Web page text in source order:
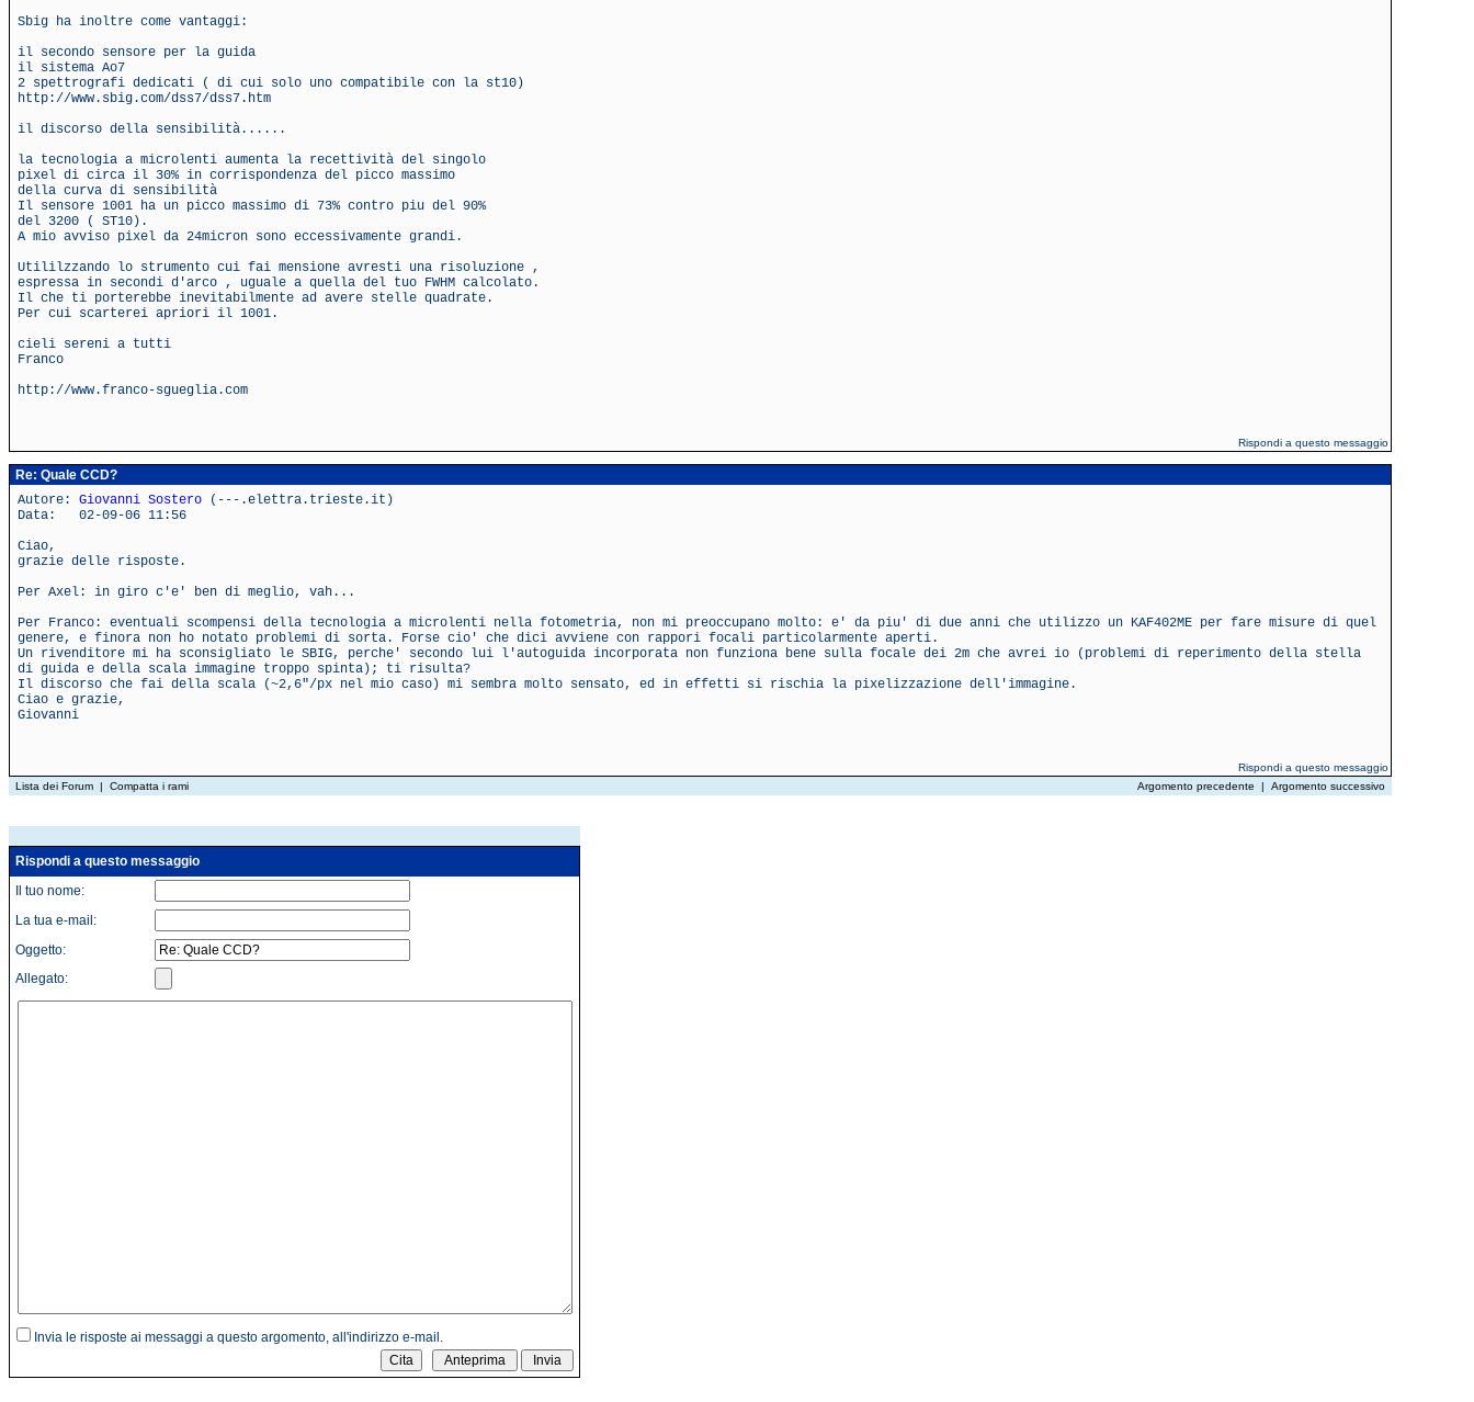
Sbig ha inoltre come vantaggi:
il secondo sensore per la guida
il sistema Ao7
2 spettrografi dedicati ( di cui solo uno compatibile con la st10)
http://www.sbig.com/dss7/dss7.htm
il discorso della sensibilità......
la tecnologia a microlenti aumenta la recettività del singolo
pixel di circa il 30% in corrispondenza del picco massimo
della curva di sensibilità
Il sensore 1001 ha un picco massimo di 73% contro piu del 90%
del 3200 ( ST10).
A mio avviso pixel da 24micron sono eccessivamente grandi.
Utililzzando lo strumento cui fai mensione avresti una risoluzione ,
espressa in secondi d'arco , uguale a quella del tuo FWHM calcolato.
Il che ti porterebbe inevitabilmente ad avere stelle quadrate.
Per cui scarterei apriori il 1001.
cieli sereni a tutti
Franco
http://www.franco-sgueglia.com
Rispondi a questo messaggio
Re: Quale CCD?
Autore: Giovanni Sostero (---.elettra.trieste.it)
Data: 02-09-06 11:56
Ciao,
grazie delle risposte.
Per Axel: in giro c'e' ben di meglio, vah...
Per Franco: eventuali scompensi della tecnologia a microlenti nella fotometria, non mi preoccupano molto: e' da piu' di due anni che utilizzo un KAF402ME per fare misure di quel
genere, e finora non ho notato problemi di sorta. Forse cio' che dici avviene con rappori focali particolarmente aperti.
Un rivenditore mi ha sconsigliato le SBIG, perche' secondo lui l'autoguida incorporata non funziona bene sulla focale dei 2m che avrei io (problemi di reperimento della stella
di guida e della scala immagine troppo spinta); ti risulta?
Il discorso che fai della scala (~2,6"/px nel mio caso) mi sembra molto sensato, ed in effetti si rischia la pixelizzazione dell'immagine.
Ciao e grazie,
Giovanni
Rispondi a questo messaggio
Lista dei Forum | Compatta i rami Argomento precedente | Argomento successivo
Rispondi a questo messaggio
Il tuo nome:
La tua e-mail:
Oggetto:
Allegato:
Invia le risposte ai messaggi a questo argomento, all'indirizzo e-mail.